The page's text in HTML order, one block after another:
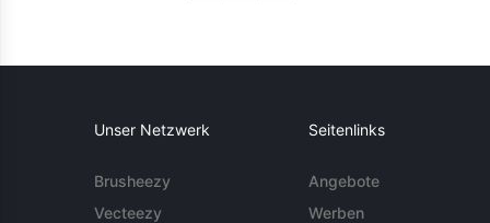
Unser Netzwerk
Brusheezy
Vecteezy
Seitenlinks
Angebote
Werben